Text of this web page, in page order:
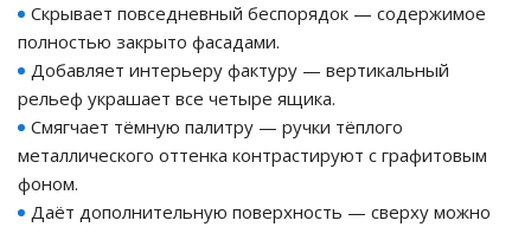
Скрывает повседневный беспорядок — содержимое
полностью закрыто фасадами.
Добавляет интерьеру фактуру — вертикальный
рельеф украшает все четыре ящика.
Смягчает тёмную палитру — ручки тёплого
металлического оттенка контрастируют с графитовым
фоном.
Даёт дополнительную поверхность — сверху можно